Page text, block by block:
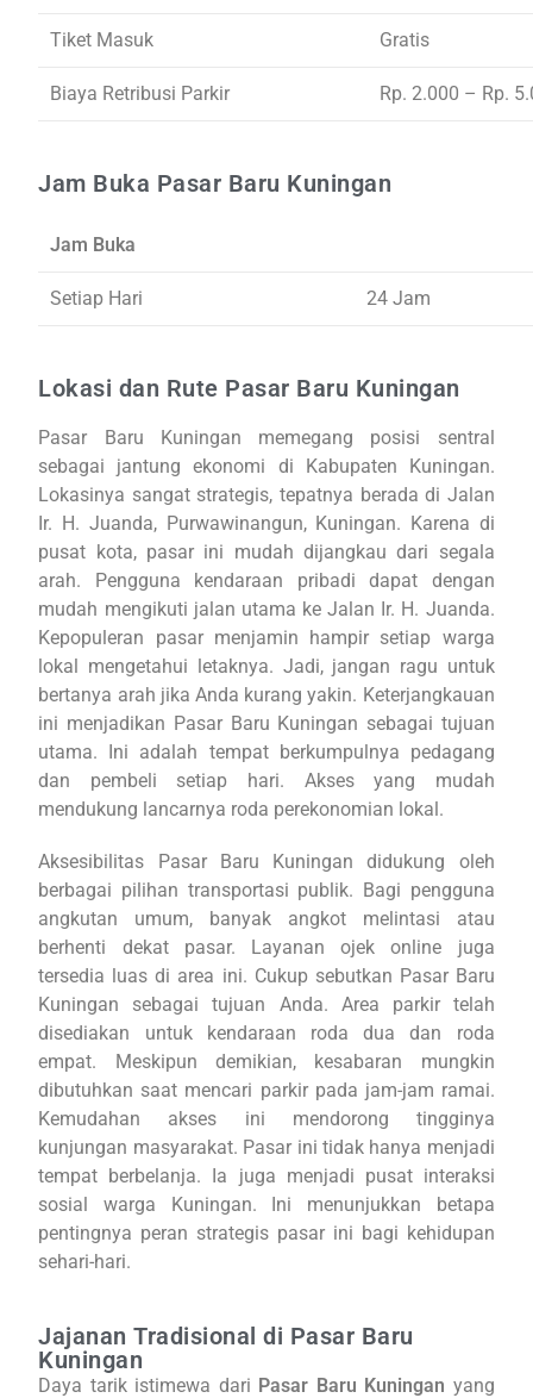
Tiket Masuk Gratis
Biaya Retribusi Parkir Rp. 2.000 – Rp.
Jam Buka Pasar Baru Kuningan
Jam Buka
Setiap Hari 24 Jam
Lokasi dan Rute Pasar Baru Kuningan
Pasar Baru Kuningan memegang posisi sentral
sebagai jantung ekonomi di Kabupaten Kuningan.
Lokasinya sangat strategis, tepatnya berada di Jalan
Ir. H. Juanda, Purwawinangun, Kuningan. Karena di
pusat kota, pasar ini mudah dijangkau dari segala
arah. Pengguna kendaraan pribadi dapat dengan
mudah mengikuti jalan utama ke Jalan Ir. H. Juanda.
Kepopuleran pasar menjamin hampir setiap warga
lokal mengetahui letaknya. Jadi, jangan ragu untuk
bertanya arah jika Anda kurang yakin. Keterjangkauan
ini menjadikan Pasar Baru Kuningan sebagai tujuan
utama. Ini adalah tempat berkumpulnya pedagang
dan pembeli setiap hari. Akses yang mudah
mendukung lancarnya roda perekonomian lokal.
Aksesibilitas Pasar Baru Kuningan didukung oleh
berbagai pilihan transportasi publik. Bagi pengguna
angkutan umum, banyak angkot melintasi atau
berhenti dekat pasar. Layanan ojek online juga
tersedia luas di area ini. Cukup sebutkan Pasar Baru
Kuningan sebagai tujuan Anda. Area parkir telah
disediakan untuk kendaraan roda dua dan roda
empat. Meskipun demikian, kesabaran mungkin
dibutuhkan saat mencari parkir pada jam-jam ramai.
Kemudahan akses ini mendorong tingginya
kunjungan masyarakat. Pasar ini tidak hanya menjadi
tempat berbelanja. Ia juga menjadi pusat interaksi
sosial warga Kuningan. Ini menunjukkan betapa
pentingnya peran strategis pasar ini bagi kehidupan
sehari-hari.
Jajanan Tradisional di Pasar Baru
Kuningan
Daya tarik istimewa dari Pasar Baru Kuningan yang